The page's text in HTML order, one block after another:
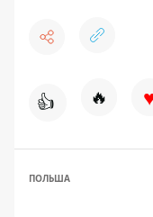
👍 🔥
ПОЛЬША